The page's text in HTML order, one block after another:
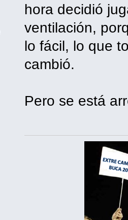
hora decidió
ventilación,
lo fácil, lo que
cambió.
Pero se está